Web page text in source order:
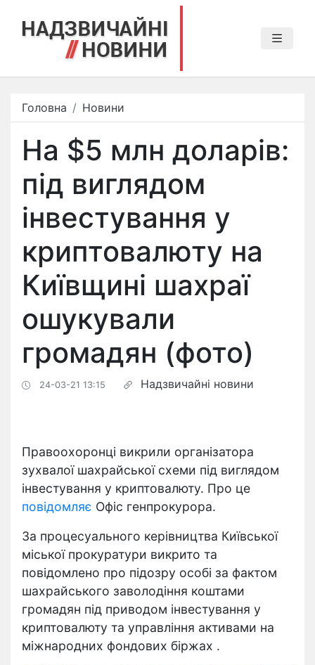
Головна Новини
На $5 млн доларів:
під виглядом
інвестування у
криптовалюту на
Київщині шахраї
ошукували
громадян (фото)
24-03-21 13:15 Надзвичайні новини
Правоохоронці викрили організатора
зухвалої шахрайської схеми під виглядом
інвестування у криптовалюту. Про це
повідомляє Офіс генпрокурора.
За процесуального керівництва Київської
міської прокуратури викрито та
повідомлено про підозру особі за фактом
шахрайського заволодіння коштами
громадян під приводом інвестування у
криптовалюту та управління активами на
міжнародних фондових біржах .